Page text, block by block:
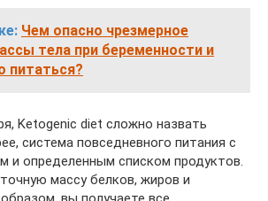
Чем опасно чрезмерное
тела при беременности и
питаться?
Ketogenic diet сложно назвать
система повседневного питания с
и определенным списком продуктов.
массу белков, жиров и